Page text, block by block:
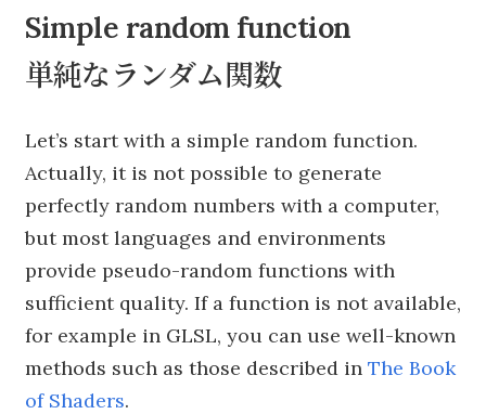
Simple random function
単純なランダム関数
Let’s start with a simple random function.
Actually, it is not possible to generate
perfectly random numbers with a computer,
but most languages and environments
provide pseudo-random functions with
sufficient quality. If a function is not available,
for example in GLSL, you can use well-known
methods such as those described in The Book
of Shaders.